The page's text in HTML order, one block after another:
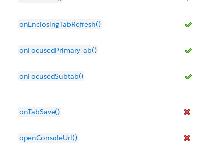
onEnclosingTabRefresh()
onFocusedPrimaryTab()
onFocusedSubtab()
onTabSave()
openConsoleUrl()